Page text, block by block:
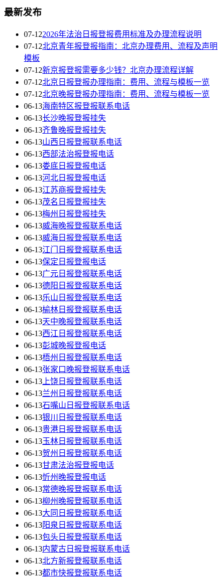
最新发布
07-122026年法治日报登报费用标准及办理流程说明
07-12北京青年报登报指南：北京办理费用、流程及声明
模板
07-12新京报登报需要多少钱？北京办理流程详解
07-12北京日报登报办理指南：费用、流程与模板一览
07-12北京晚报登报办理指南：费用、流程与模板一览
06-13海南特区报登报联系电话
06-13长沙晚报登报挂失
06-13齐鲁晚报登报挂失
06-13山西日报登报联系电话
06-13西部法治报登报电话
06-13娄底日报登报电话
06-13河北日报登报电话
06-13江苏商报登报挂失
06-13茂名日报登报挂失
06-13梅州日报登报挂失
06-13威海晚报登报联系电话
06-13威海日报登报联系电话
06-13江门日报登报联系电话
06-13保定日报登报电话
06-13广元日报登报联系电话
06-13德阳日报登报联系电话
06-13乐山日报登报联系电话
06-13榆林日报登报联系电话
06-13天中晚报登报联系电话
06-13西江日报登报联系电话
06-13彭城晚报登报电话
06-13梧州日报登报联系电话
06-13张家口晚报登报联系电话
06-13 上饶日报登报联系电话
06-13兰州日报登报联系电话
06-13石嘴山日报登报联系电话
06-13银川日报登报联系电话
06-13贵港日报登报联系电话
06-13玉林日报登报联系电话
06-13贺州日报登报联系电话
06-13甘肃法治报登报电话
06-13忻州晚报登报电话
06-13常德晚报登报联系电话
06-13柳州晚报登报联系电话
06-13大同日报登报联系电话
06-13阳泉日报登报联系电话
06-13包头日报登报联系电话
06-13内蒙古日报登报联系电话
06-13北方新报登报联系电话
06-13都市快报登报联系电话